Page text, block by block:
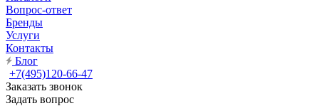
Вопрос-ответ
Бренды
Услуги
Контакты
Блог
+7(495)120-66-47
Заказать звонок
Задать вопрос